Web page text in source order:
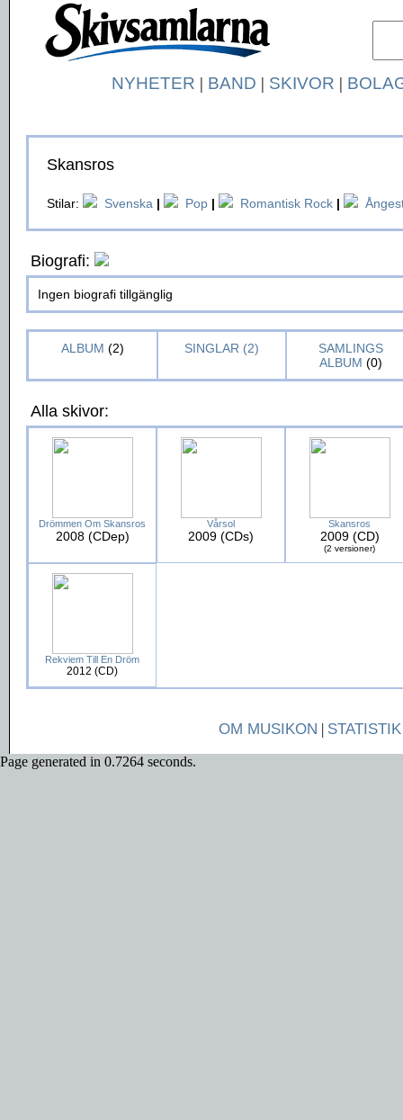
NYHETER | BAND | SKIVOR |
Skansros
Stilar: Svenska | Pop | Romantisk Rock |
Biografi:
Ingen biografi tillgänglig
ALBUM (2) SINGLAR (2)
SAMLINGS
ALBUM (0)
Alla skivor:
Drömmen Om Skansros
2008 (CDep)
Vårsol
2009 (CDs)
Skansros
2009 (CD)
(2 versioner)
Rekviem Till En Dröm
2012 (CD)
OM MUSIKON | STATISTIK
Page generated in 0.7264 seconds.